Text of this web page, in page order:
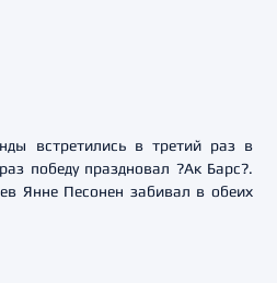
встретились в третий раз в
победу праздновал ?Ак Барс?.
Янне Песонен забивал в обеих